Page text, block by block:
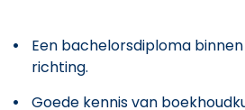
Een bachelorsdiploma
richting.
Goede kennis van